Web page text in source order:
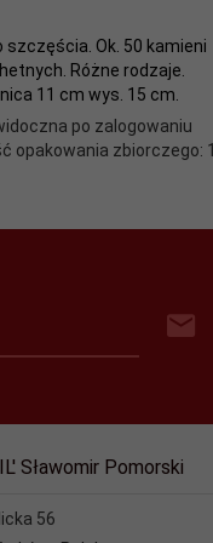
szczęścia. Ok. 50 kamieni
Różne rodzaje.
11 cm wys. 15 cm.
po zalogowaniu
opakowania zbiorczego: 1
Sławomir Pomorski
56